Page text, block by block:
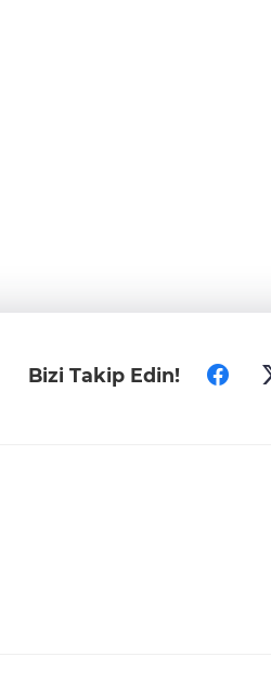
Bizi Takip Edin!